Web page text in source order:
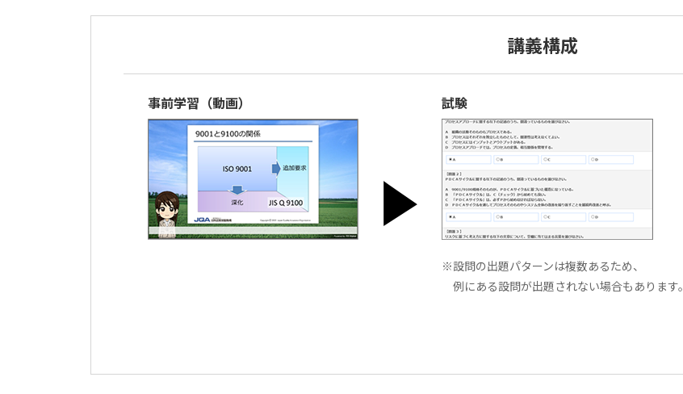
講義構成
事前学習（動画） 試験
※設問の出題パターンは複数あるため、
例にある設問が出題されない場合もあります。